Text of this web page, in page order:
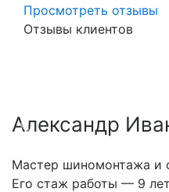
Просмотреть отзывы
Отзывы клиентов
Александр
Мастер шиномонтажа и
Его стаж работы — 9
Previous